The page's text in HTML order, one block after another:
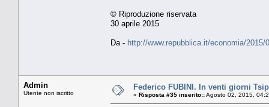
© Riproduzione riservata
30 aprile 2015
Da - http://www.repubblica.it/economia/
Admin
Utente non iscritto
Federico FUBINI. In venti giorni
« Risposta #35 inserito::Agosto 02, 2015,